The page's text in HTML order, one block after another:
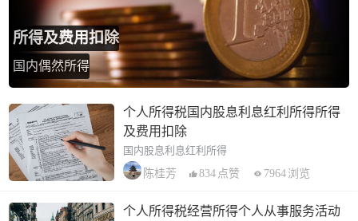
所得及费用扣除
国内偶然所得
个人所得税国内股息利息红利所得所得
及费用扣除
国内股息利息红利所得
陈桂芳
834 点赞 7964 浏览
个人所得税经营所得个人从事服务活动